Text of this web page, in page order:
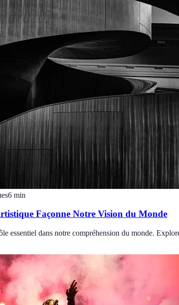
6 min
Façonne Notre Vision du Monde
essentiel dans notre compréhension du monde.